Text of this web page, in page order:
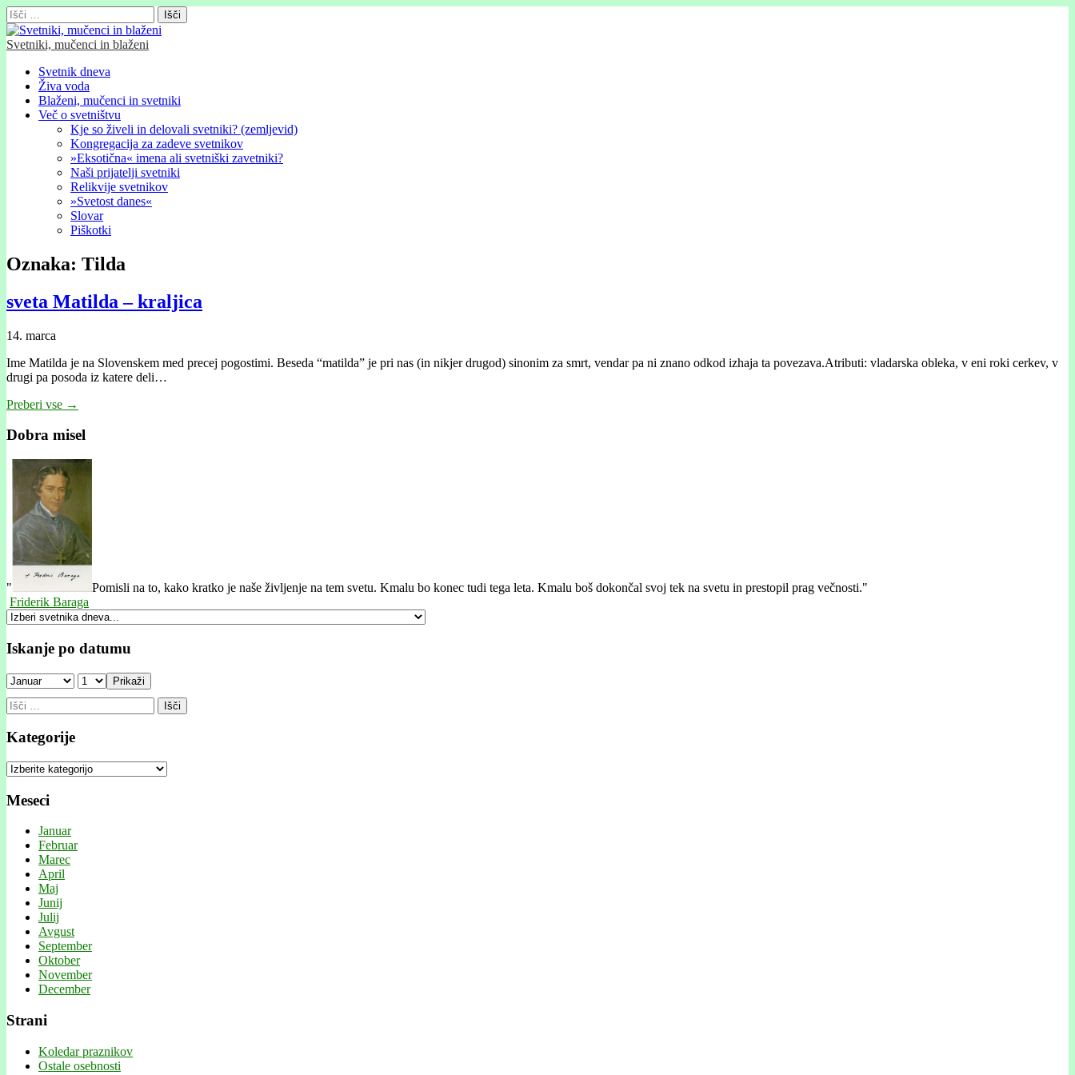
Išči:
Svetniki, mučenci in blaženi
Glavni
meni
Skip
content
Svetnik dneva
Živa voda
Blaženi, mučenci in svetniki
Več o svetništvu
Kje so živeli in delovali svetniki? (zemljevid)
Kongregacija za zadeve svetnikov
»Eksotična« imena ali svetniški zavetniki?
Naši prijatelji svetniki
Relikvije svetnikov
»Svetost danes«
Slovar
Piškotki
Oznaka: Tilda
sveta Matilda – kraljica
14. marca
Ime Matilda je na Slovenskem med precej pogostimi. Beseda “matilda” je pri nas (in nikjer drugod) sinonim za smrt, vendar pa ni znano odkod izhaja ta povezava.Atributi: vladarska obleka, v eni roki cerkev, v
drugi pa posoda iz katere deli…
Preberi vse →
Dobra misel
"
Pomisli na to, kako kratko je naše življenje na tem svetu. Kmalu bo konec tudi tega leta. Kmalu boš dokončal svoj tek na svetu in prestopil prag večnosti."
Friderik Baraga
Iskanje po datumu
Prikaži
Išči:
Kategorije
Kategorije
Meseci
Januar
Februar
Marec
April
Maj
Junij
Julij
Avgust
September
Oktober
November
December
Strani
Koledar praznikov
Ostale osebnosti